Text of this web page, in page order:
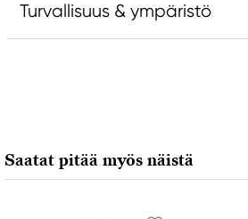
Turvallisuus & ympäristö
1160 Köpenhamn K, Denmark
city@stelling.dk
Saatat pitää myös näistä